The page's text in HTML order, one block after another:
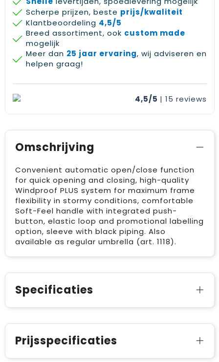
Scherpe prijzen, beste prijs/kwaliteit
Klantbeoordeling 4,5/5
Breed assortiment, ook custom made
mogelijk
Meer dan 25 jaar ervaring, wij adviseren en
helpen graag!
4,5/5 | 15 reviews
Omschrijving
Convenient automatic open/close function
for quick opening and closing, high-quality
Windproof PLUS system for maximum frame
flexibility in stormy conditions, comfortable
Soft-Feel handle with integrated push-
button, elastic loop and promotional labelling
option, sleeve with black piping. Also
available as regular umbrella (art. 1118).
Specificaties
Prijsspecificaties